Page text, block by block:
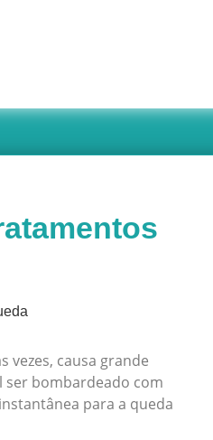
vezes, causa grande
ser bombardeado com
para a queda